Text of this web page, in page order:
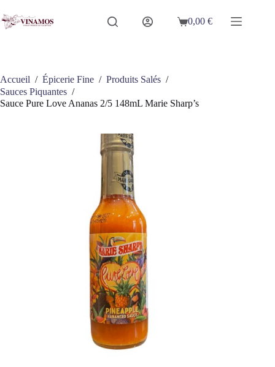
au
contenu
Panier
0,00€
Accueil / Épicerie Fine / Produits Salés /
Sauces Piquantes /
Sauce Pure Love Ananas 2/5 148mL Marie Sharp’s